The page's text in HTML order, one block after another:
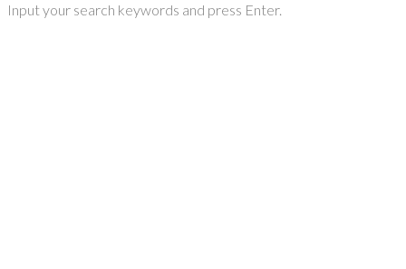
Input your search keywords and press Enter.